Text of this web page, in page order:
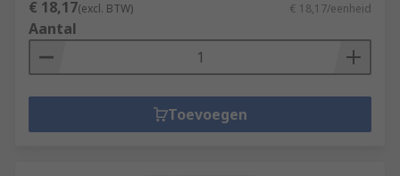
€ 18,17(excl. BTW) € 18,17/eenheid
Aantal
Toevoegen